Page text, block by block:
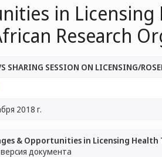
in
Research
SHARING SESSION ON LICENSING/
2018 г.
& Opportunities in Licensing
документа